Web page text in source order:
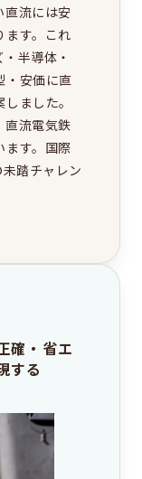
直流には安
ます。これ
半導体・
・安価に直
ました。
直流電気鉄
ます。国際
踏チャレン
確・省エ
する